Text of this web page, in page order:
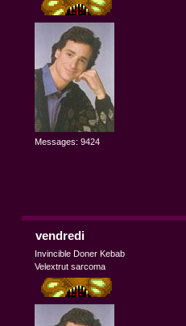
Messages: 9424
vendredi
Invincible Doner Kebab
Velextrut sarcoma